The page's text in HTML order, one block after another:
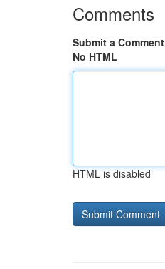
Comments
Submit a Comment
No HTML
HTML is disabled